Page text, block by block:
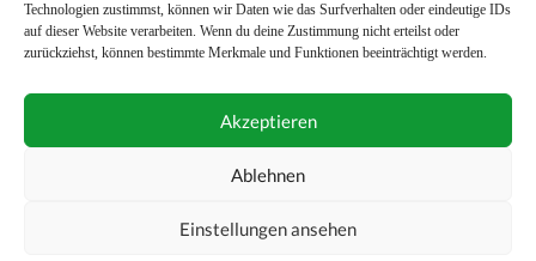
Technologien zustimmst, können wir Daten wie das Surfverhalten oder eindeutige IDs
auf dieser Website verarbeiten. Wenn du deine Zustimmung nicht erteilst oder
zurückziehst, können bestimmte Merkmale und Funktionen beeinträchtigt werden.
Akzeptieren
Ablehnen
Einstellungen ansehen
© 2026 Blick ins Land
Unterstützt durch
0043 (0)1 581 28 90 0
Impressum